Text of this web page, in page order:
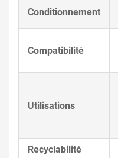
Conditionnement
Compatibilité
Utilisations
Recyclabilité